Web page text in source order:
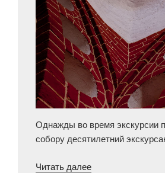
Однажды во время экскурсии
собору десятилетний
Читать далее«Машина